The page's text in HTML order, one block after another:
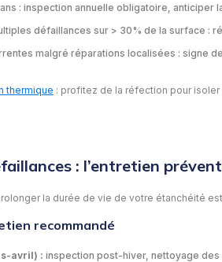
: inspection annuelle obligatoire, anticiper
défaillances sur > 30% de la surface :
malgré réparations localisées : signe
thermique : profitez de la réfection pour isoler
: l’entretien
la durée de vie de votre étanchéité
recommandé
avril) : inspection post-hiver, nettoyage